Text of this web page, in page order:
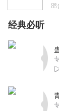
经典必听